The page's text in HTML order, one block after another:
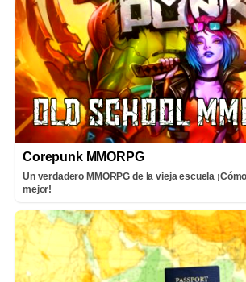
Corepunk MMORPG
Un verdadero MMORPG de la vieja escuela
mejor!